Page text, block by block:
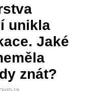
unikla
Jaké
znát?